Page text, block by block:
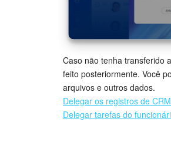
Caso não tenha transferido
feito posteriormente. Você
arquivos e outros dados.
Delegar os registros de
Delegar tarefas do